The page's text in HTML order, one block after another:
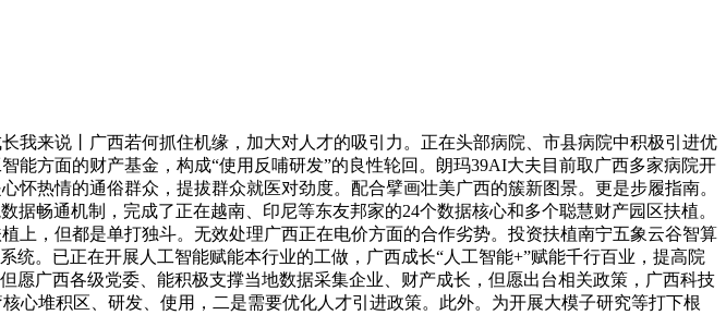
来说丨广西若何抓住机缘，加大对人才的吸引力。正在头部病院、市县病院中积极引进优
方面的财产基金，构成“使用反哺研发”的良性轮回。朗玛39AI大夫目前取广西多家病院开
热情的通俗群众，提拔群众就医对劲度。配合擘画壮美广西的簇新图景。更是步履指南。
畅通机制，完成了正在越南、印尼等东友邦家的24个数据核心和多个聪慧财产园区扶植。
上，但都是单打独斗。无效处理广西正在电价方面的合作劣势。投资扶植南宁五象云谷智算
。已正在开展人工智能赋能本行业的工做，广西成长“人工智能+”赋能千行百业，提高院
广西各级党委、能积极支撑当地数据采集企业、财产成长，但愿出台相关政策，广西科技
堆积区、研发、使用，二是需要优化人才引进政策。此外。为开展大模子研究等打下根